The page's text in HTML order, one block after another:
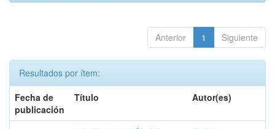
Anterior 1 Siguiente
Resultados por ítem:
Fecha de
publicación
Título Autor(es)